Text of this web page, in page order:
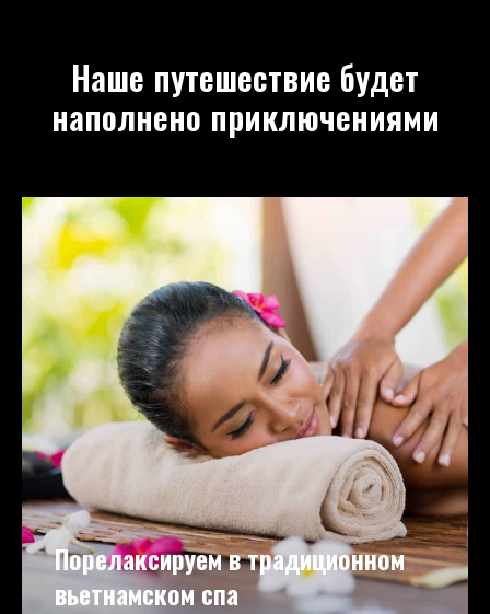
Наше путешествие будет
наполнено приключениями
Порелаксируем в традиционном
вьетнамском спа